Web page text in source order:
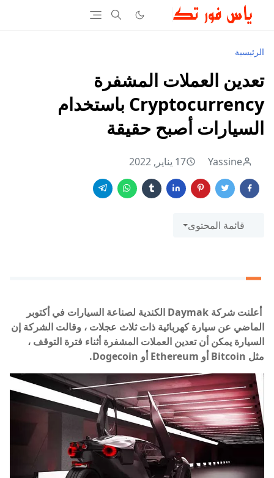
الرئيسية
تعدين العملات المشفرة
Cryptocurrency باستخدام
السيارات أصبح حقيقة
Yassine 17 يناير, 2022
قائمة المحتوى
أعلنت شركة Daymak الكندية لصناعة السيارات في أكتوبر
الماضي عن سيارة كهربائية ذات ثلاث عجلات ، وقالت الشركة إن
السيارة يمكن أن تعدين العملات المشفرة أثناء فترة التوقف ،
مثل Bitcoin أو Ethereum أو Dogecoin.